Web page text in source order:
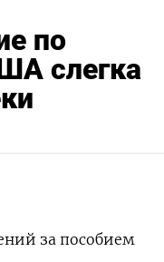
по
слегка
за пособием